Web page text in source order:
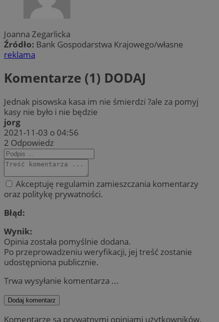
Joanna Zegarlicka
Źródło: Bank Gospodarstwa Krajowego/własne
reklama
Komentarze (1) DODAJ
Jednak pisowska kasa im nie śmierdzi ?ale za pomyj
kasy nie było i nie będzie
jorg
2021-11-03 o 04:56
2 Odpowiedz
Akceptuję regulamin zamieszczania komentarzy
oraz politykę prywatności.
Błąd:
Wynik:
Opinia została pomyślnie dodana.
Po przeprowadzeniu weryfikacji, jej treść zostanie
udostępniona publicznie.
Trwa wysyłanie komentarza ...
Dodaj komentarz
Komentarze są prywatnymi opiniami użytkowników.